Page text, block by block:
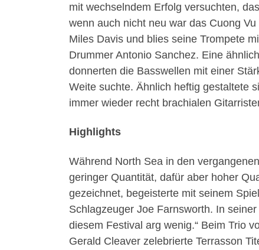
mit wechselndem Erfolg versuchten,
wenn auch nicht neu war das Cuong
Miles Davis und blies seine Trompete
Drummer Antonio Sanchez. Eine
donnerten die Basswellen mit einer
Weite suchte. Ähnlich heftig gestaltete
immer wieder recht brachialen
Highlights
Während North Sea in den
geringer Quantität, dafür aber hoher
gezeichnet, begeisterte mit seinem
Schlagzeuger Joe Farnsworth. In
diesem Festival arg wenig.“ Beim Trio
Gerald Cleaver zelebrierte Terrasson